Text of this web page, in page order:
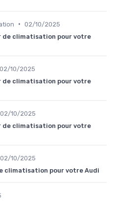
• 02/10/2025
de climatisation pour votre
02/10/2025
de climatisation pour votre
02/10/2025
de climatisation pour votre
02/10/2025
climatisation pour votre Audi